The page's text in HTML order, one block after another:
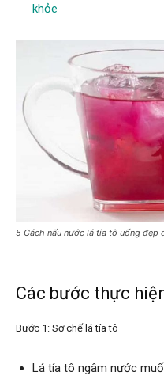
khỏe
5 Cách nấu nước lá tía tô uống đẹp
Các bước thực
Bước 1: Sơ chế lá tía tô
Lá tía tô ngâm nước